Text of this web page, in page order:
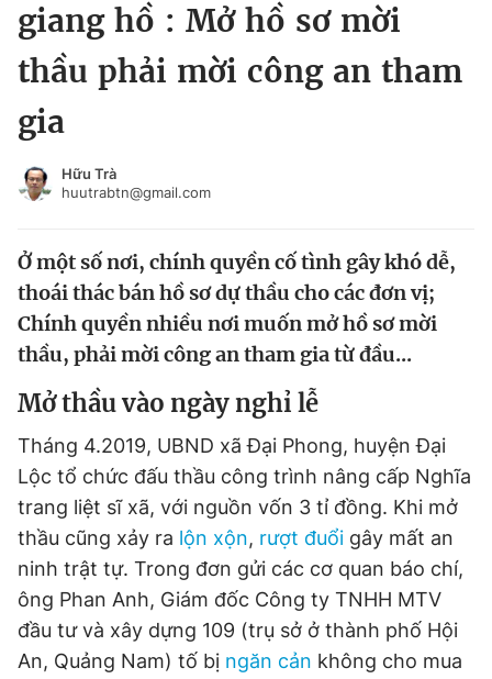
Chuyên mục khác
Chào ngày mới Tin 24h
Tin thị trường
Sản phẩm khác
Tiện ích Bạn cần biết
Thông tin tòa soạn Liên hệ quảng cáo
Đọc Thanh Niên trên điện thoại
Tin đã lưu
Tin đã xem
Đăng xuất
giang hồ : Mở hồ sơ mời
thầu phải mời công an tham
gia
Hữu Trà
huutrabtn@gmail.com
Ở một số nơi, chính quyền cố tình gây khó dễ,
thoái thác bán hồ sơ dự thầu cho các đơn vị;
Chính quyền nhiều nơi muốn mở hồ sơ mời
thầu, phải mời công an tham gia từ đầu...
Mở thầu vào ngày nghỉ lễ
Tháng 4.2019, UBND xã Đại Phong, huyện Đại
Lộc tổ chức đấu thầu công trình nâng cấp Nghĩa
trang liệt sĩ xã, với nguồn vốn 3 tỉ đồng. Khi mở
thầu cũng xảy ra lộn xộn, rượt đuổi gây mất an
ninh trật tự. Trong đơn gửi các cơ quan báo chí,
ông Phan Anh, Giám đốc Công ty TNHH MTV
đầu tư và xây dựng 109 (trụ sở ở thành phố Hội
An, Quảng Nam) tố bị ngăn cản không cho mua